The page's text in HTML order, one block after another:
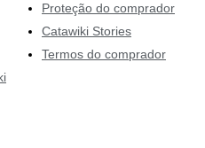
Proteção do comprador
Catawiki Stories
Termos do comprador